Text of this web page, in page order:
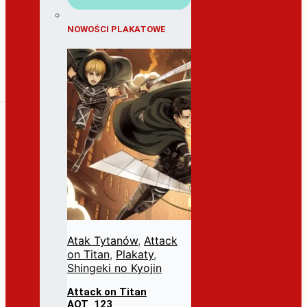
NOWOŚCI PLAKATOWE
Atak Tytanów, Attack
on Titan, Plakaty,
Shingeki no Kyojin
Attack on Titan
AOT_123